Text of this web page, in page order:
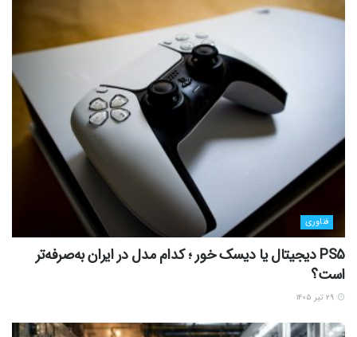
فناوری
PS5 دیجیتال یا دیسک خور ؛ کدام مدل در ایران به‌صرفه‌تر
است؟